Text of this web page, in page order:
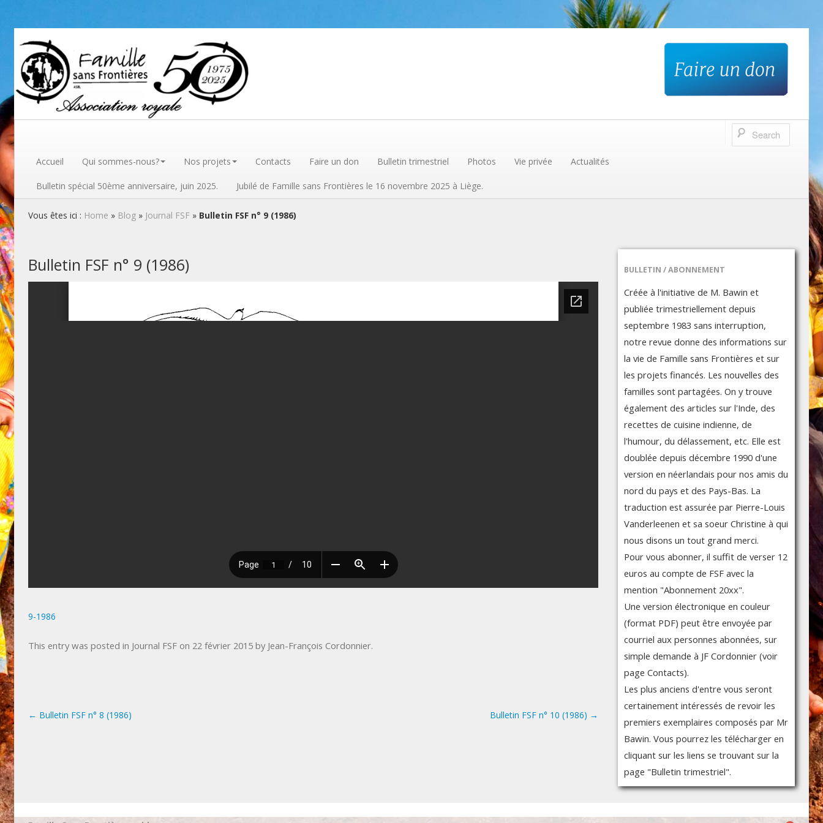
Famille sans frontières
Accueil Qui sommes-nous? Nos projets Contacts Faire un don Bulletin trimestriel Photos Vie privée Actualités
Bulletin spécial 50ème anniversaire, juin 2025. Jubilé de Famille sans Frontières le 16 novembre 2025 à Liège.
Vous êtes ici : Home » Blog» Journal FSF» Bulletin FSF n° 9 (1986)
Bulletin FSF n° 9 (1986)
9-1986
This entry was posted in Journal FSFon 22 février 2015by Jean-François Cordonnier.
Post navigation
← Bulletin FSF n° 8 (1986) Bulletin FSF n° 10 (1986) →
BULLETIN / ABONNEMENT
Créée à l'initiative de M. Bawin et
publiée trimestriellement depuis
septembre 1983 sans interruption,
notre revue donne des informations sur
la vie de Famille sans Frontières et sur
les projets financés. Les nouvelles des
familles sont partagées. On y trouve
également des articles sur l'Inde, des
recettes de cuisine indienne, de
l'humour, du délassement, etc. Elle est
doublée depuis décembre 1990 d'une
version en néerlandais pour nos amis du
nord du pays et des Pays-Bas. La
traduction est assurée par Pierre-Louis
Vanderleenen et sa soeur Christine à qui
nous disons un tout grand merci.
Pour vous abonner, il suffit de verser 12
euros au compte de FSF avec la
mention "Abonnement 20xx".
Une version électronique en couleur
(format PDF) peut être envoyée par
courriel aux personnes abonnées, sur
simple demande à JF Cordonnier (voir
page Contacts).
Les plus anciens d'entre vous seront
certainement intéressés de revoir les
premiers exemplaires composés par Mr
Bawin. Vous pourrez les télécharger en
cliquant sur les liens se trouvant sur la
page "Bulletin trimestriel".